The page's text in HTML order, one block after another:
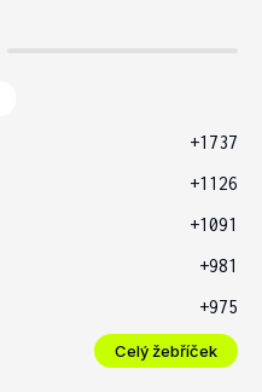
+1737
+1126
+1091
+981
+975
Celý žebříček